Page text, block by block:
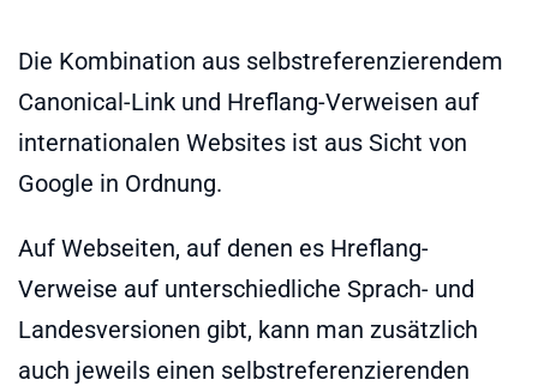
Die Kombination aus selbstreferenzierendem
Canonical-Link und Hreflang-Verweisen auf
internationalen Websites ist aus Sicht von
Google in Ordnung.
Auf Webseiten, auf denen es Hreflang-
Verweise auf unterschiedliche Sprach- und
Landesversionen gibt, kann man zusätzlich
auch jeweils einen selbstreferenzierenden